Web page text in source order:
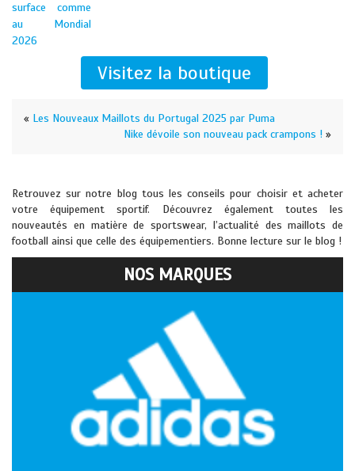
surface comme
au Mondial
2026
Visitez la boutique
« Les Nouveaux Maillots du Portugal 2025 par Puma
Nike dévoile son nouveau pack crampons ! »
Retrouvez sur notre blog tous les conseils pour choisir et acheter
votre équipement sportif. Découvrez également toutes les
nouveautés en matière de sportswear, l’actualité des maillots de
football ainsi que celle des équipementiers. Bonne lecture sur le blog !
NOS MARQUES